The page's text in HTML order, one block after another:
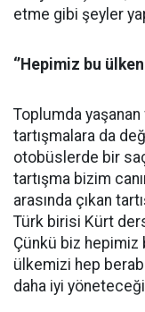
etme gibi şeyler
‘’Hepimiz bu
Toplumda yaşanan
tartışmalara da
otobüslerde bir
tartışma bizim
arasında çıkan
Türk birisi Kürt
Çünkü biz hepimiz
ülkemizi hep
daha iyi